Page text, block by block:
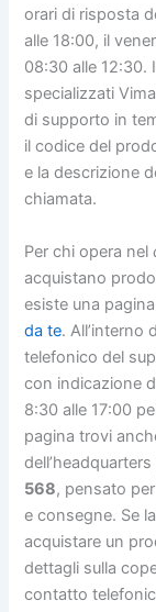
orari di risposta
alle 18:00, il
08:30 alle 12:30.
specializzati
di supporto in
il codice del
e la descrizione
chiamata.
Per chi opera nel
acquistano
esiste una
da te. All’interno
telefonico del
con indicazione
8:30 alle 17:00
pagina trovi
568, pensato
e consegne. Se
acquistare un
dettagli sulla
contatto